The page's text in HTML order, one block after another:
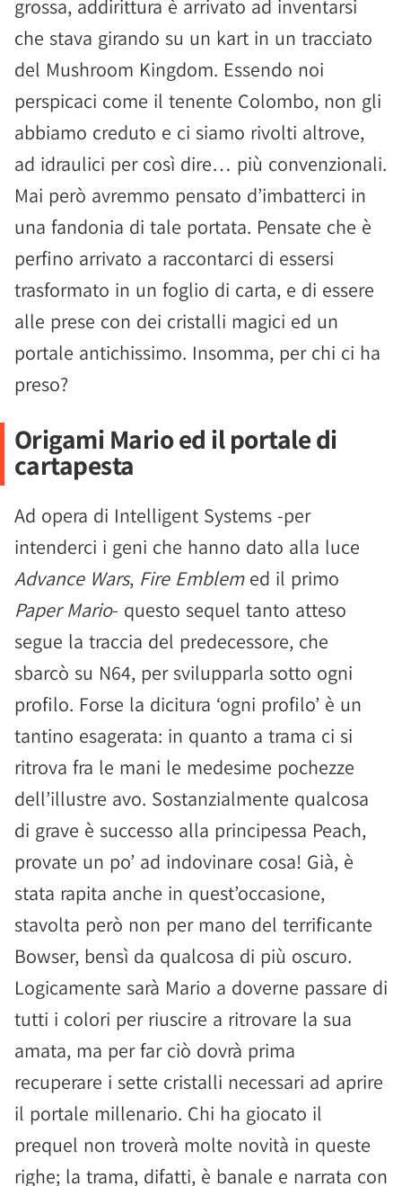
grossa, addirittura è arrivato ad inventarsi
che stava girando su un kart in un tracciato
del Mushroom Kingdom. Essendo noi
perspicaci come il tenente Colombo, non gli
abbiamo creduto e ci siamo rivolti altrove,
ad idraulici per così dire… più convenzionali.
Mai però avremmo pensato d’imbatterci in
una fandonia di tale portata. Pensate che è
perfino arrivato a raccontarci di essersi
trasformato in un foglio di carta, e di essere
alle prese con dei cristalli magici ed un
portale antichissimo. Insomma, per chi ci ha
preso?
Origami Mario ed il portale di
cartapesta
Ad opera di Intelligent Systems -per
intenderci i geni che hanno dato alla luce
Advance Wars, Fire Emblemed il primo
Paper Mario- questo sequel tanto atteso
segue la traccia del predecessore, che
sbarcò su N64, per svilupparla sotto ogni
profilo. Forse la dicitura ‘ogni profilo’ è un
tantino esagerata: in quanto a trama ci si
ritrova fra le mani le medesime pochezze
dell’illustre avo. Sostanzialmente qualcosa
di grave è successo alla principessa Peach,
provate un po’ ad indovinare cosa! Già, è
stata rapita anche in quest’occasione,
stavolta però non per mano del terrificante
Bowser, bensì da qualcosa di più oscuro.
Logicamente sarà Mario a doverne passare di
tutti i colori per riuscire a ritrovare la sua
amata, ma per far ciò dovrà prima
recuperare i sette cristalli necessari ad aprire
il portale millenario. Chi ha giocato il
prequel non troverà molte novità in queste
righe; la trama, difatti, è banale e narrata con